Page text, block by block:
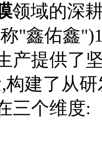
领域的深
"鑫佑鑫
产提供了
构建了从
三个维度: